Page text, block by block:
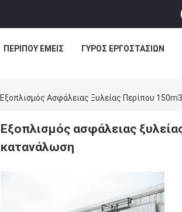
ΠΕΡΊΠΟΥ ΕΜΕΊΣ ΓΎΡΟΣ ΕΡΓΟΣΤΑΣΊΩΝ
Εξοπλισμός Ασφάλειας Ξυλείας Περίπου
Εξοπλισμός ασφάλειας
κατανάλωση